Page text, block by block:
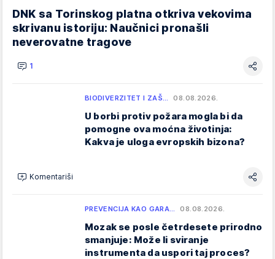
DNK sa Torinskog platna otkriva vekovima
skrivanu istoriju: Naučnici pronašli
neverovatne tragove
1
BIODIVERZITET I ZAŠ… 08.08.2026.
U borbi protiv požara mogla bi da
pomogne ova moćna životinja:
Kakva je uloga evropskih bizona?
Komentariši
PREVENCIJA KAO GARA… 08.08.2026.
Mozak se posle četrdesete prirodno
smanjuje: Može li sviranje
instrumenta da uspori taj proces?